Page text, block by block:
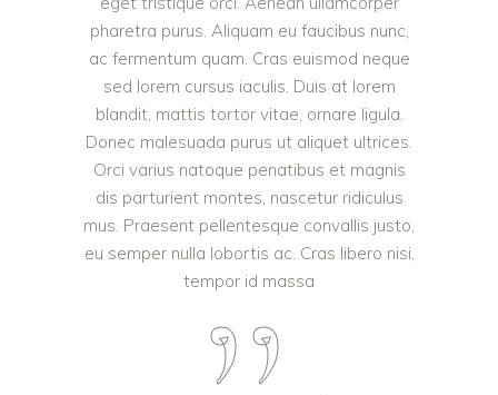
pharetra purus. Aliquam eu faucibus nunc,
ac fermentum quam. Cras euismod neque
sed lorem cursus iaculis. Duis at lorem
blandit, mattis tortor vitae, ornare ligula.
Donec malesuada purus ut aliquet ultrices.
Orci varius natoque penatibus et magnis
dis parturient montes, nascetur ridiculus
mus. Praesent pellentesque convallis justo,
eu semper nulla lobortis ac. Cras libero nisi,
tempor id massa